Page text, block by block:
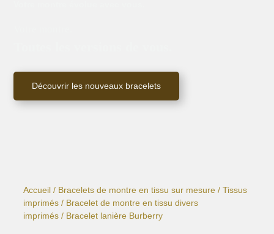
Découvrir les nouveaux bracelets
Accueil / Bracelets de montre en tissu sur mesure /Tissus
imprimés / Bracelet de montre en tissu divers
imprimés / Bracelet lanière Burberry